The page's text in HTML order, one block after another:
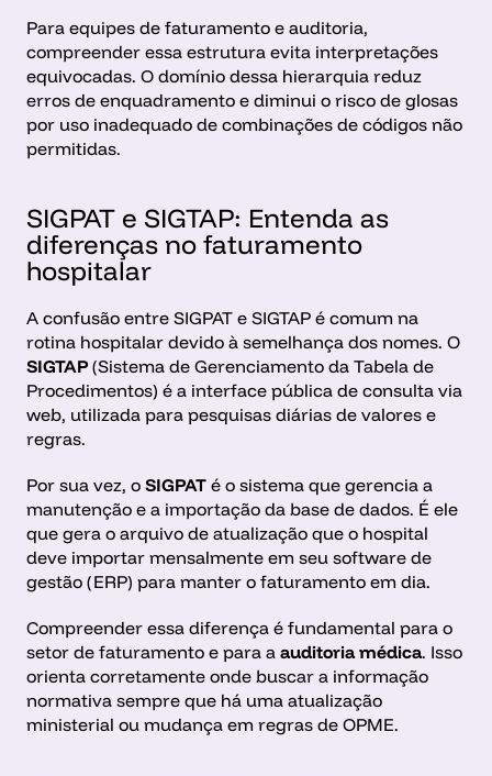
Para equipes de faturamento e auditoria,
compreender essa estrutura evita interpretações
equivocadas. O domínio dessa hierarquia reduz
erros de enquadramento e diminui o risco de glosas
por uso inadequado de combinações de códigos não
permitidas.
SIGPAT e SIGTAP: Entenda as
diferenças no faturamento
hospitalar
A confusão entre SIGPAT e SIGTAP é comum na
SIGTAP (Sistema de Gerenciamento da Tabela de
Procedimentos) é a interface pública de consulta via
web, utilizada para pesquisas diárias de valores e
regras.
Por sua vez, o SIGPAT é o sistema que gerencia a
manutenção e a importação da base de dados. É ele
que gera o arquivo de atualização que o hospital
deve importar mensalmente em seu software de
gestão (ERP) para manter o faturamento em dia.
Compreender essa diferença é fundamental para o
setor de faturamento e para a auditoria médica. Isso
orienta corretamente onde buscar a informação
normativa sempre que há uma atualização
ministerial ou mudança em regras de OPME.